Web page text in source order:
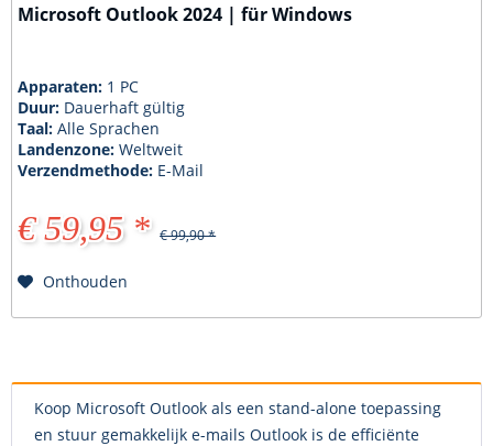
Microsoft Outlook 2024 | für Windows
Apparaten: 1 PC
Duur: Dauerhaft gültig
Taal:Alle Sprachen
Landenzone:Weltweit
Verzendmethode: E-Mail
€ 59,95 * € 99,90 *
Onthouden
Koop Microsoft Outlook als een stand-alone toepassing
en stuur gemakkelijk e-mails Outlook is de efficiënte